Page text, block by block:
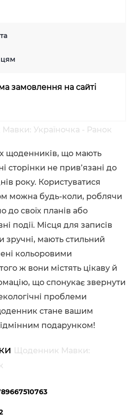
замовлення на сайті
Україночка - Ранок
щоденників, що мають
сторінки не прив’язані до
року. Користуватися
можна будь-коли, роблячи
до своїх планів або
події. Місця для записів
зручні, мають стильний
кольоровими
ж вони містять цікаву й
що спонукає звернути
проблеми
стане вашим
подарунком!
Щоденник Мавки: